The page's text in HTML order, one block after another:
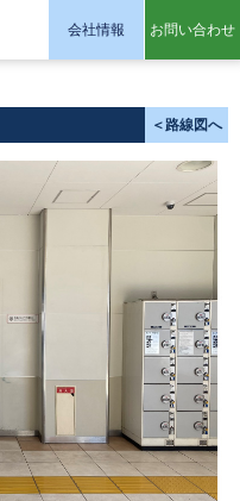
会社情報 お問い合わせ
＜路線図へ